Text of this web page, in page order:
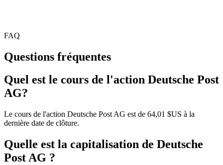
FAQ
Questions fréquentes
Quel est le cours de l'action Deutsche Post
AG?
Le cours de l'action Deutsche Post AG est de 64,01 $US à la
dernière date de clôture.
Quelle est la capitalisation de Deutsche
Post AG ?